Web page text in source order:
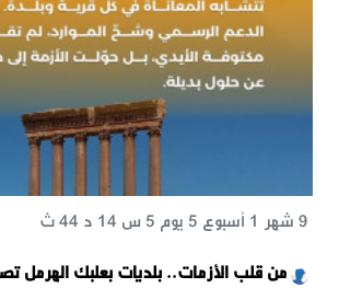
من قلب الأزمات.. بلديات بعلبك الهرمل
9 شهر 1 أسبوع 5 يوم 5 س 14 د 44 ث